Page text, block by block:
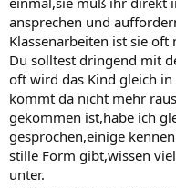
ansprechen und
Klassenarbeiten ist sie
Du solltest dringend mit
oft wird das Kind gleich in
kommt da nicht mehr
gekommen ist,habe ich
gesprochen,einige
stille Form gibt,wissen
unter.